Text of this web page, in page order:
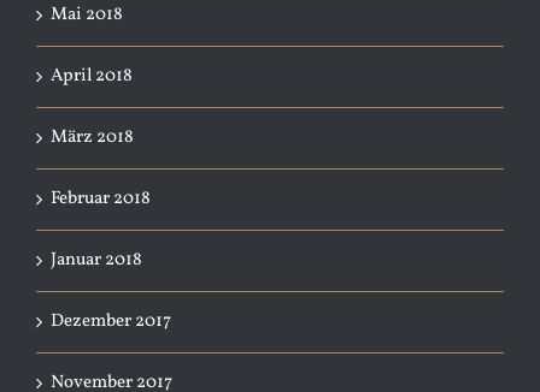
Mai 2018
April 2018
März 2018
Februar 2018
Januar 2018
Dezember 2017
November 2017